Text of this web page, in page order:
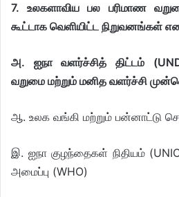
7. உலகளாவிய பல பரிமாண
கூட்டாக வெளியிட்ட நிறுவனங்கள்
அ. ஐநா வளர்ச்சித் திட்டம்
வறுமை மற்றும் மனித வளர்ச்சி
ஆ. உலக வங்கி மற்றும் பன்னாட்டு
இ. ஐநா குழந்தைகள் நிதியம்
அமைப்பு (WHO)